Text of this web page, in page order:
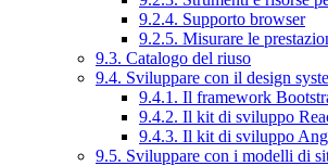
9.2.4. Supporto browser
9.2.5. Misurare le
9.3. Catalogo del riuso
9.4. Sviluppare con il design
9.4.1. Il framework
9.4.2. Il kit di sviluppo
9.4.3. Il kit di sviluppo
9.5. Sviluppare con i modelli di